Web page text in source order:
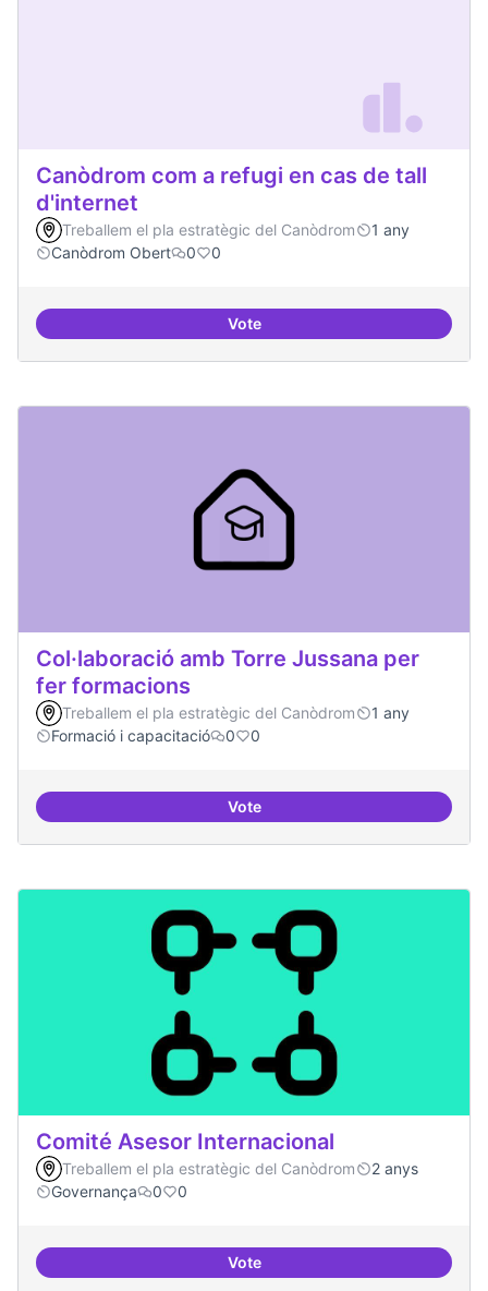
Canòdrom com a refugi en cas de tall
d'internet
Treballem el pla estratègic del Canòdrom
1 any
Canòdrom Obert
0 0
VoteCanòdrom com a refugi en cas
Col·laboració amb Torre Jussana per
fer formacions
Treballem el pla estratègic del Canòdrom
1 any
Formació i capacitació
0 0
VoteCol·laboració amb Torre
Comité Asesor Internacional
Treballem el pla estratègic del Canòdrom
2 anys
Governança
0 0
VoteComité Asesor Internacional